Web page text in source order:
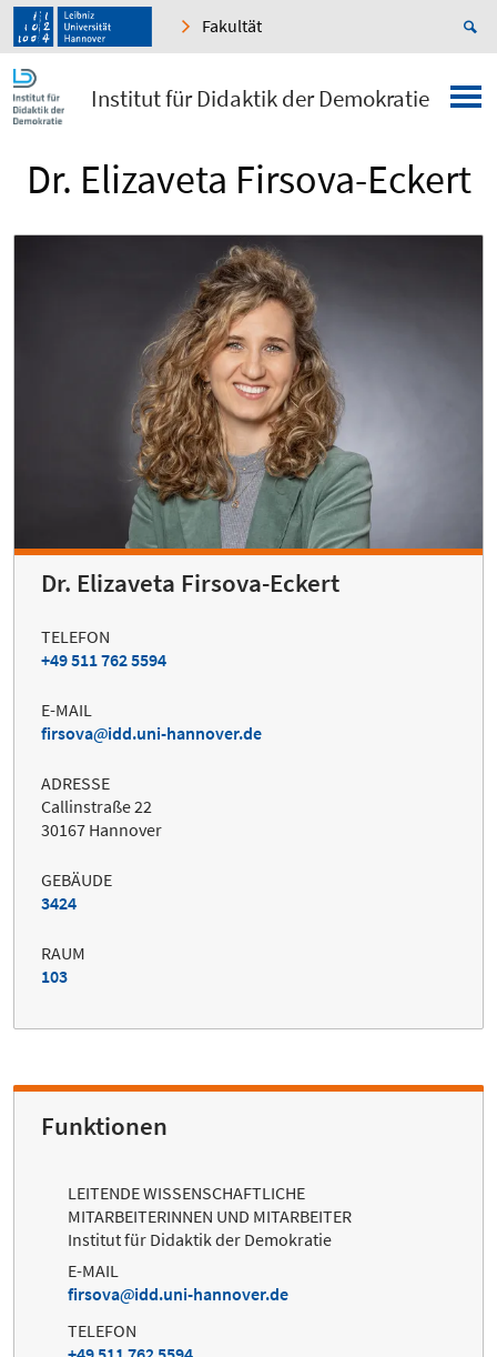
Fakultät
Institut für Didaktik der Demokratie
Dr. Elizaveta Firsova-Eckert
Dr. Elizaveta Firsova-Eckert
TELEFON
+49 511 762 5594
E-MAIL
firsova
idd.uni-hannover.de
ADRESSE
Callinstraße 22
30167 Hannover
GEBÄUDE
3424
RAUM
103
Funktionen
LEITENDE WISSENSCHAFTLICHE
MITARBEITERINNEN UND MITARBEITER
Institut für Didaktik der Demokratie
E-MAIL
firsova
idd.uni-hannover.de
TELEFON